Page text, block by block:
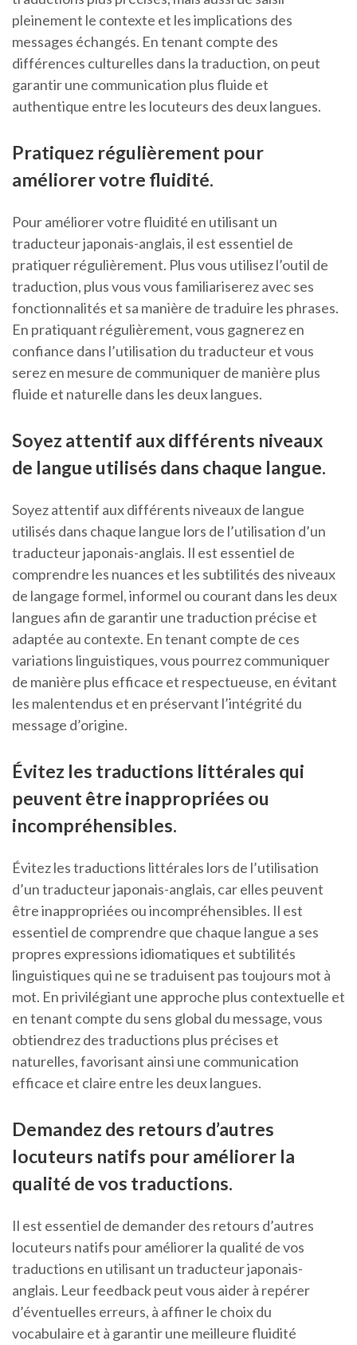
pleinement le contexte et les implications des
messages échangés. En tenant compte des
différences culturelles dans la traduction, on peut
garantir une communication plus fluide et
authentique entre les locuteurs des deux langues.
Pratiquez régulièrement pour
améliorer votre fluidité.
Pour améliorer votre fluidité en utilisant un
traducteur japonais-anglais, il est essentiel de
pratiquer régulièrement. Plus vous utilisez l’outil de
traduction, plus vous vous familiariserez avec ses
fonctionnalités et sa manière de traduire les phrases.
En pratiquant régulièrement, vous gagnerez en
confiance dans l’utilisation du traducteur et vous
serez en mesure de communiquer de manière plus
fluide et naturelle dans les deux langues.
Soyez attentif aux différents niveaux
de langue utilisés dans chaque langue.
Soyez attentif aux différents niveaux de langue
utilisés dans chaque langue lors de l’utilisation d’un
traducteur japonais-anglais. Il est essentiel de
comprendre les nuances et les subtilités des niveaux
de langage formel, informel ou courant dans les deux
langues afin de garantir une traduction précise et
adaptée au contexte. En tenant compte de ces
variations linguistiques, vous pourrez communiquer
de manière plus efficace et respectueuse, en évitant
les malentendus et en préservant l’intégrité du
message d’origine.
Évitez les traductions littérales qui
peuvent être inappropriées ou
incompréhensibles.
Évitez les traductions littérales lors de l’utilisation
d’un traducteur japonais-anglais, car elles peuvent
être inappropriées ou incompréhensibles. Il est
essentiel de comprendre que chaque langue a ses
propres expressions idiomatiques et subtilités
linguistiques qui ne se traduisent pas toujours mot à
mot. En privilégiant une approche plus contextuelle et
en tenant compte du sens global du message, vous
obtiendrez des traductions plus précises et
naturelles, favorisant ainsi une communication
efficace et claire entre les deux langues.
Demandez des retours d’autres
locuteurs natifs pour améliorer la
qualité de vos traductions.
Il est essentiel de demander des retours d’autres
locuteurs natifs pour améliorer la qualité de vos
traductions en utilisant un traducteur japonais-
anglais. Leur feedback peut vous aider à repérer
d’éventuelles erreurs, à affiner le choix du
vocabulaire et à garantir une meilleure fluidité